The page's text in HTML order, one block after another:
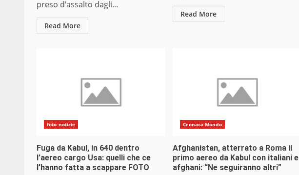
preso d’assalto dagli...
Read More
Read More
foto notizie
Fuga da Kabul, in 640 dentro
l’aereo cargo Usa: quelli che ce
l’hanno fatta a scappare FOTO
Cronaca Mondo
Afghanistan, atterrato a Roma il
primo aereo da Kabul con italiani e
afghani: “Ne seguiranno altri”